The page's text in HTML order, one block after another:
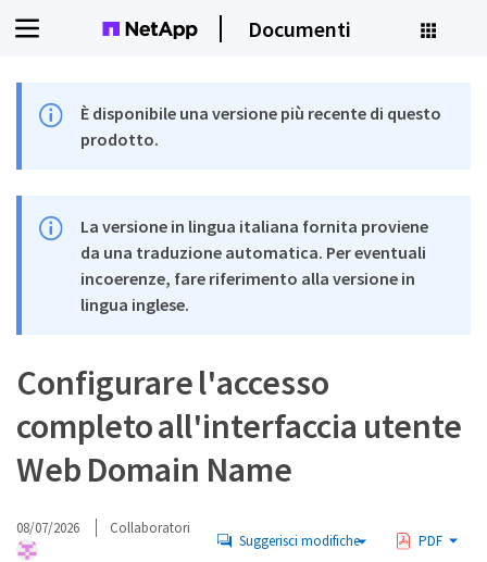
Documenti
È disponibile una versione più recente di questo
prodotto.
La versione in lingua italiana fornita proviene
da una traduzione automatica. Per eventuali
incoerenze, fare riferimento alla versione in
lingua inglese.
Configurare l'accesso
completo all'interfaccia utente
Web Domain Name
08/07/2026 Collaboratori
Suggerisci modifiche PDF